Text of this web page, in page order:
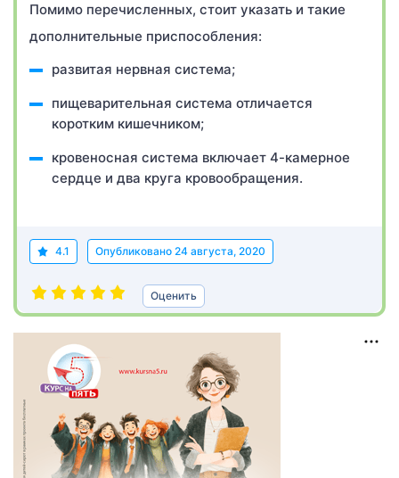
Помимо перечисленных, стоит указать и такие
дополнительные приспособления:
развитая нервная система;
пищеварительная система отличается
коротким кишечником;
кровеносная система включает 4-камерное
сердце и два круга кровообращения.
4.1 Опубликовано 24 августа, 2020
Оценить